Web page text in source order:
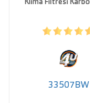
Klima Filtresi
33507BW